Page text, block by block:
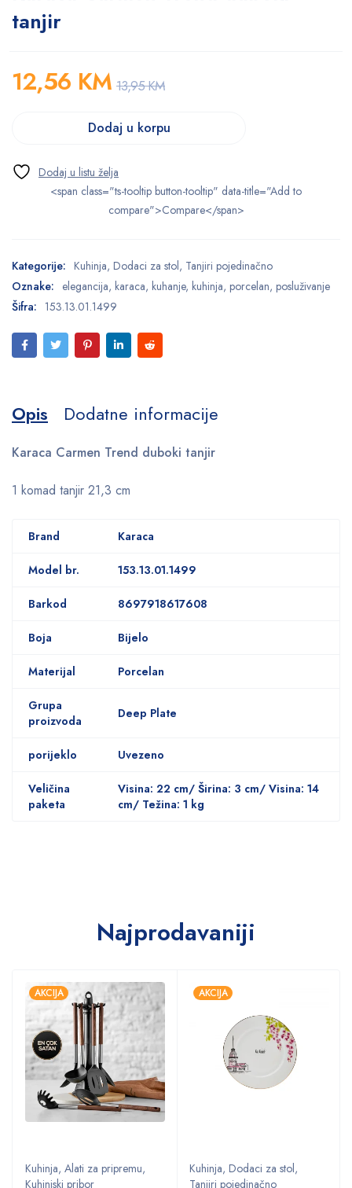
tanjir
13,95KM
12,56 KM
Dodaj u korpu
<span class="ts-tooltip button-tooltip" data-title="Add to
compare">Compare</span>
Kategorije: Kuhinja, Dodaci za stol, Tanjiri pojedinačno
Oznake: elegancija, karaca, kuhanje, kuhinja, porcelan, posluživanje
Šifra: 153.13.01.1499
Opis Dodatne informacije
Karaca Carmen Trend duboki tanjir
1 komad tanjir 21,3 cm
Brand Karaca
Model br. 153.13.01.1499
Barkod 8697918617608
Boja Bijelo
Materijal Porcelan
Grupa
proizvoda
Deep Plate
porijeklo Uvezeno
Veličina
paketa
Visina: 22 cm/ Širina: 3 cm/ Visina: 14
cm/ Težina: 1 kg
Najprodavaniji
AKCIJA
Kuhinja, Alati za pripremu,
Kuhinjski pribor
AKCIJA
Kuhinja, Dodaci za stol,
Tanjiri pojedinačno